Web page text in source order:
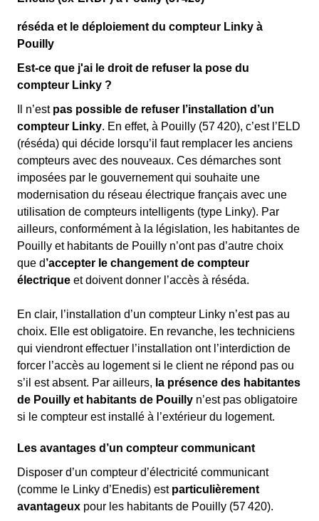
réséda et le déploiement du compteur Linky à
Pouilly
Est-ce que j'ai le droit de refuser la pose du
compteur Linky ?
Il n’est pas possible de refuser l’installation d’un
compteur Linky. En effet, à Pouilly (57 420), c’est l’ELD
(réséda) qui décide lorsqu’il faut remplacer les anciens
compteurs avec des nouveaux. Ces démarches sont
imposées par le gouvernement qui souhaite une
modernisation du réseau électrique français avec une
utilisation de compteurs intelligents (type Linky). Par
ailleurs, conformément à la législation, les habitantes de
Pouilly et habitants de Pouilly n’ont pas d’autre choix
que d’accepter le changement de compteur
électrique et doivent donner l’accès à réséda.
En clair, l’installation d’un compteur Linky n’est pas au
choix. Elle est obligatoire. En revanche, les techniciens
qui viendront effectuer l’installation ont l’interdiction de
forcer l’accès au logement si le client ne répond pas ou
s’il est absent. Par ailleurs, la présence des habitantes
de Pouilly et habitants de Pouilly n’est pas obligatoire
si le compteur est installé à l’extérieur du logement.
Les avantages d’un compteur communicant
Disposer d’un compteur d’électricité communicant
(comme le Linky d’Enedis) est particulièrement
avantageux pour les habitants de Pouilly (57 420).